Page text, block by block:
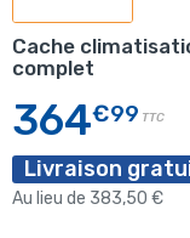
Cache
complet
364€99 TTC
Livraison
Au lieu de 383,50 €